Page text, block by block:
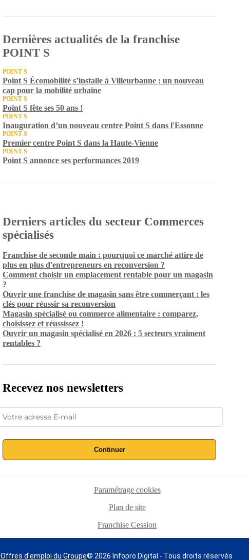
Dernières actualités de la franchise
POINT S
POINT S
Point S Écomobilité s’installe à Villeurbanne : un nouveau
cap pour la mobilité urbaine
POINT S
Point S fête ses 50 ans !
POINT S
Inauguration d’un nouveau centre Point S dans l'Essonne
POINT S
Premier centre Point S dans la Haute-Vienne
POINT S
Point S annonce ses performances 2019
Derniers articles du secteur Commerces
spécialisés
Franchise de seconde main : pourquoi ce marché attire de
plus en plus d'entrepreneurs en reconversion ?
Comment choisir un emplacement rentable pour un magasin
?
Ouvrir une franchise de magasin sans être commerçant : les
clés pour réussir sa reconversion
Magasin spécialisé ou commerce alimentaire : comparez,
choisissez et réussissez !
Ouvrir un magasin spécialisé en 2026 : 5 secteurs vraiment
rentables ?
Recevez nos newsletters
Continuer
Paramétrage cookies
Plan de site
Franchise Cession
Offres d'emploi du Groupe© 2026 Infopro Digital - Tous droits réservés